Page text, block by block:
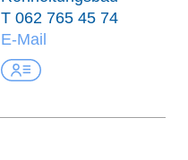
T 062 765 45 74
E-Mail